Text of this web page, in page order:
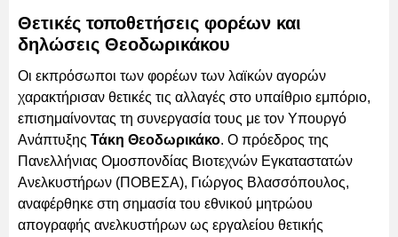
Θετικές τοποθετήσεις φορέων και
δηλώσεις Θεοδωρικάκου
Οι εκπρόσωποι των φορέων των λαϊκών αγορών
χαρακτήρισαν θετικές τις αλλαγές στο υπαίθριο εμπόριο,
επισημαίνοντας τη συνεργασία τους με τον Υπουργό
Ανάπτυξης Τάκη Θεοδωρικάκο. Ο πρόεδρος της
Πανελλήνιας Ομοσπονδίας Βιοτεχνών Εγκαταστατών
Ανελκυστήρων (ΠΟΒΕΣΑ), Γιώργος Βλασσόπουλος,
αναφέρθηκε στη σημασία του εθνικού μητρώου
απογραφής ανελκυστήρων ως εργαλείου θετικής